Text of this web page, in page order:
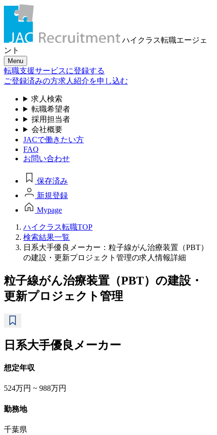
ハイクラス転職エージェ
ント
Menu
転職支援サービスに登録する
ご登録済みの方求人紹介を申し込む
求人検索
転職希望者
採用担当者
会社概要
JACで働きたい方
FAQ
お問い合わせ
保存済み
新規登録
Mypage
ハイクラス転職TOP
検索結果一覧
日系大手優良メーカー：粒子線がん治療装置（PBT）
の建設・更新プロジェクト管理の求人情報詳細
粒子線がん治療装置（PBT）の建設・
更新プロジェクト管理
日系大手優良メーカー
想定年収
524万円 ~ 988万円
勤務地
千葉県